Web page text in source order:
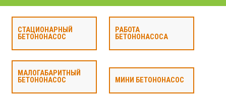
СТАЦИОНАРНЫЙ
БЕТОНОНАСОС
РАБОТА
БЕТОНОНАСОСА
МАЛОГАБАРИТНЫЙ
БЕТОНОНАСОС
МИНИ БЕТОНОНАСОС